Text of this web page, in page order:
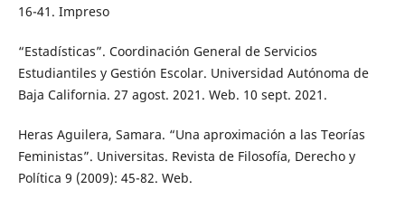
16-41. Impreso
“Estadísticas”. Coordinación General de Servicios
Estudiantiles y Gestión Escolar. Universidad Autónoma de
Baja California. 27 agost. 2021. Web. 10 sept. 2021.
Heras Aguilera, Samara. “Una aproximación a las Teorías
Feministas”. Universitas. Revista de Filosofía, Derecho y
Política 9 (2009): 45-82. Web.